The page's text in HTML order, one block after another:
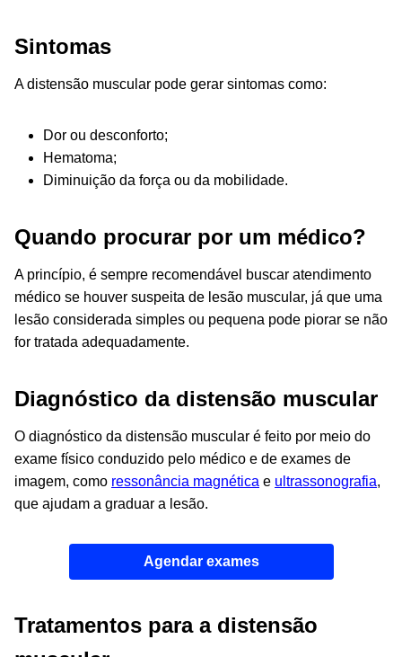
Sintomas
A distensão muscular pode gerar sintomas como:
Dor ou desconforto;
Hematoma;
Diminuição da força ou da mobilidade.
Quando procurar por um médico?
A princípio, é sempre recomendável buscar atendimento
médico se houver suspeita de lesão muscular, já que uma
lesão considerada simples ou pequena pode piorar se não
for tratada adequadamente.
Diagnóstico da distensão muscular
O diagnóstico da distensão muscular é feito por meio do
exame físico conduzido pelo médico e de exames de
imagem, como ressonância magnética e ultrassonografia,
que ajudam a graduar a lesão.
Agendar exames
Tratamentos para a distensão